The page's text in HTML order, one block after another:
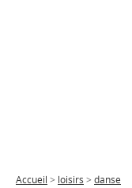
Accueil > loisirs > danse